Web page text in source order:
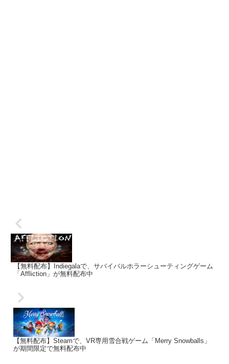
【無料配布】Indiegalaで、サバイバルホラーシューティングゲーム
「Affliction」が無料配布中
【無料配布】Steamで、VR専用雪合戦ゲーム「Merry Snowballs」
が期間限定で無料配布中